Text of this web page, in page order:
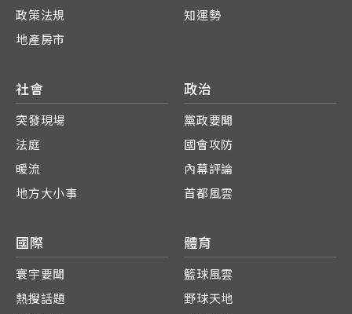
政策法規
地產房市
知運勢
社會
突發現場
法庭
暖流
地方大小事
政治
黨政要聞
國會攻防
內幕評論
首都風雲
國際
寰宇要聞
熱搜話題
體育
籃球風雲
野球天地